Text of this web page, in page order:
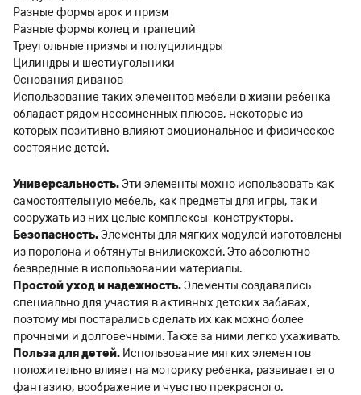
Разные формы арок и призм
Разные формы колец и трапеций
Треугольные призмы и полуцилиндры
Цилиндры и шестиугольники
Основания диванов
Использование таких элементов мебели в жизни ребенка
обладает рядом несомненных плюсов, некоторые из
которых позитивно влияют эмоциональное и физическое
состояние детей.
Универсальность.Эти элементы можно использовать как
самостоятельную мебель, как предметы для игры, так и
сооружать из них целые комплексы-конструкторы.
Безопасность.Элементы для мягких модулей изготовлены
из поролона и обтянуты внилискожей. Это абсолютно
безвредные в использовании материалы.
Простой уход и надежность.Элементы создавались
специально для участия в активных детских забавах,
поэтому мы постарались сделать их как можно более
прочными и долговечными. Также за ними легко ухаживать.
Польза для детей. Использование мягких элементов
положительно влияет на моторику ребенка, развивает его
фантазию, воображение и чувство прекрасного.